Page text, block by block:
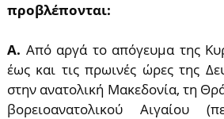
προβλέπονται:
Α. Από αργά το απόγευμα της
έως και τις πρωινές ώρες της
στην ανατολική Μακεδονία, τη
βορειοανατολικού Αιγαίου